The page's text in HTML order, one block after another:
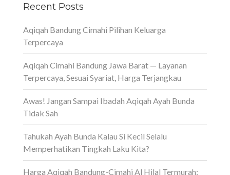
Recent Posts
Aqiqah Bandung Cimahi Pilihan Keluarga
Terpercaya
Aqiqah Cimahi Bandung Jawa Barat — Layanan
Terpercaya, Sesuai Syariat, Harga Terjangkau
Awas! Jangan Sampai Ibadah Aqiqah Ayah Bunda
Tidak Sah
Tahukah Ayah Bunda Kalau Si Kecil Selalu
Memperhatikan Tingkah Laku Kita?
Harga Aqiqah Bandung-Cimahi Al Hilal Termurah: